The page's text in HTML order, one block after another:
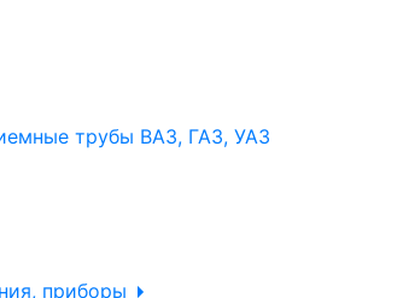
трубы ВАЗ, ГАЗ, УАЗ
приборы